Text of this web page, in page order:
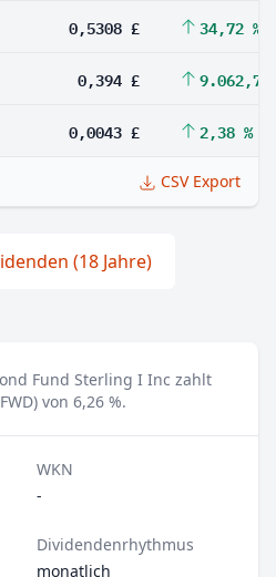
0,5308 £ 34,72 %
0,394 £ 9.062,79
0,0043 £ 2,38 %
CSV Export
(18 Jahre)
Fund Sterling I Inc zahlt
von 6,26 %.
WKN
-
Dividendenrhythmus
monatlich